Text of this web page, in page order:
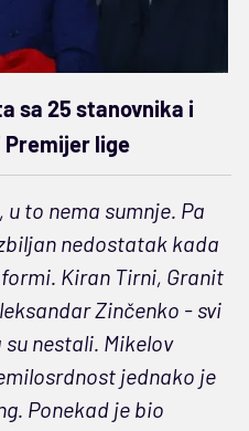
sa 25 stanovnika i
Premijer lige
to nema sumnje. Pa
nedostatak kada
Kiran Tirni, Granit
Zinčenko - svi
nestali. Mikelov
jednako je
Ponekad je bio